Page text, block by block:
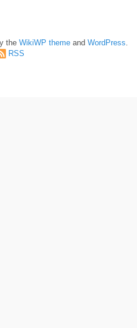
the WikiWP themeand WordPress.
RSS